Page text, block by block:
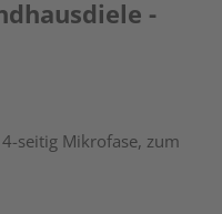
-
seitig Mikrofase, zum